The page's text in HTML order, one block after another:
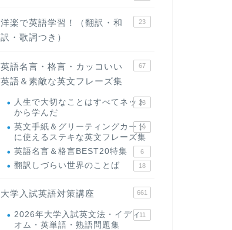
洋楽で英語学習！（翻訳・和
訳・歌詞つき）
23
英語名言・格言・カッコいい
英語＆素敵な英文フレーズ集
67
人生で大切なことはすべてネット
から学んだ
23
英文手紙＆グリーティングカード
に使えるステキな英文フレーズ集
19
英語名言＆格言BEST20特集 6
翻訳しづらい世界のことば 18
大学入試英語対策講座 661
2026年大学入試英文法・イディ
オム・英単語・熟語問題集
11